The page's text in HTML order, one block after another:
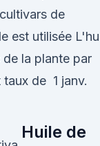
de
est utilisée
la plante par
de 1 janv.
Huile de